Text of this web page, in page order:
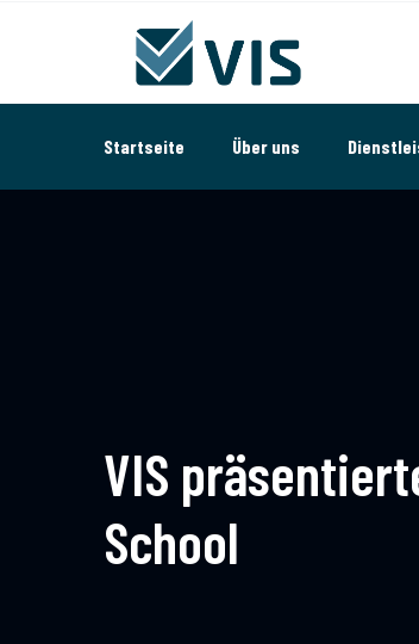
Startseite Über uns
VIS
School